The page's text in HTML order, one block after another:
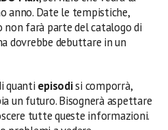
anno. Date le tempistiche,
farà parte del catalogo di
dovrebbe debuttare in un
quanti episodisi comporrà,
un futuro. Bisognerà aspettare
tutte queste informazioni.